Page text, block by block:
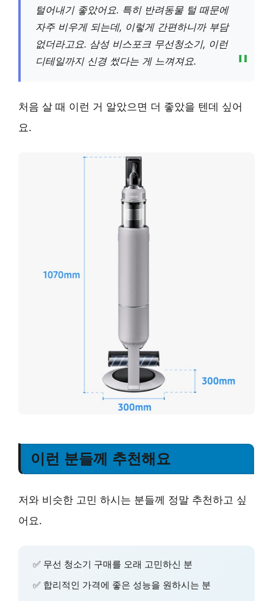
털어내기 좋았어요. 특히 반려동물 털 때문에
자주 비우게 되는데, 이렇게 간편하니까 부담
없더라고요. 삼성 비스포크 무선청소기, 이런
디테일까지 신경 썼다는 게 느껴져요.
처음 살 때 이런 거 알았으면 더 좋았을 텐데 싶어
요.
이런 분들께 추천해요
저와 비슷한 고민 하시는 분들께 정말 추천하고 싶
어요.
✅ 무선 청소기 구매를 오래 고민하신 분
✅ 합리적인 가격에 좋은 성능을 원하시는 분